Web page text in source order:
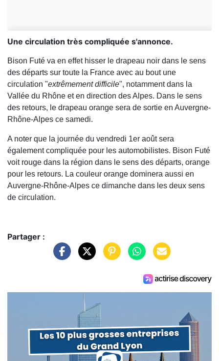
Une circulation très compliquée s'annonce.
Bison Futé va en effet hisser le drapeau noir dans le sens
des départs sur toute la France avec au bout une
circulation "extrêmement difficile", notamment dans la
Vallée du Rhône et en direction des Alpes. Dans le sens
des retours, le drapeau orange sera de sortie en Auvergne-
Rhône-Alpes ce samedi.
A noter que la journée du vendredi 1er août sera
également compliquée pour les automobilistes. Bison Futé
voit rouge dans la région dans le sens des départs, orange
pour les retours. La couleur orange dominera aussi en
Auvergne-Rhône-Alpes ce dimanche dans les deux sens
de circulation.
Partager :